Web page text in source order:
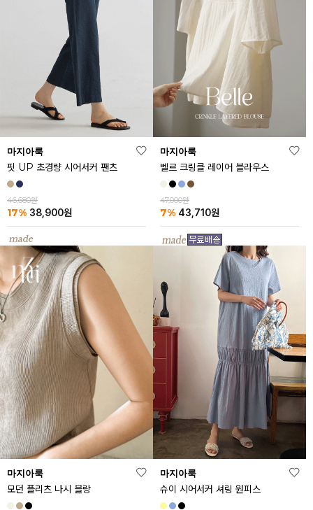
마지아룩
핏 UP 초경량 시어서커 팬츠
46,680원
17% 38,900원
마지아룩
벨르 크링클 레이어 블라우스
47,000원
7% 43,710원
마지아룩
모던 플리츠 나시 블랑
마지아룩
슈이 시어서커 셔링 원피스